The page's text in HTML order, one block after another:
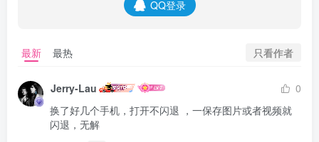
QQ登录
最新 最热 只看作者
Jerry-Lau
0
换了好几个手机，打开不闪退 ，一保存图片或者视频就
闪退，无解